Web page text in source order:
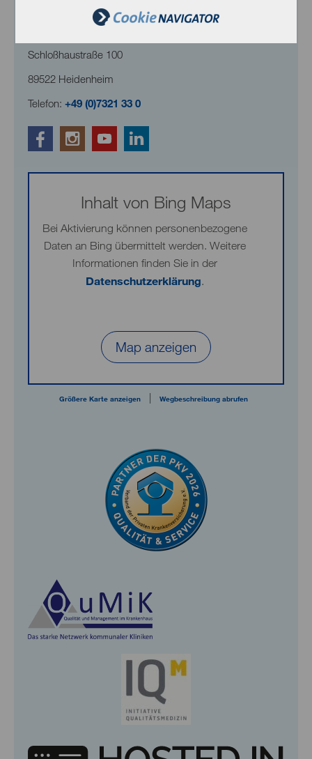
Klinikum Heidenheim
Schloßhaustraße 100
89522 Heidenheim
Telefon: +49 (0)7321 33 0
Inhalt von Bing Maps
Bei Aktivierung können personenbezogene
Daten an Bing übermittelt werden. Weitere
Informationen finden Sie in der
Datenschutzerklärung.
Map anzeigen
Größere Karte anzeigen| Wegbeschreibung abrufen